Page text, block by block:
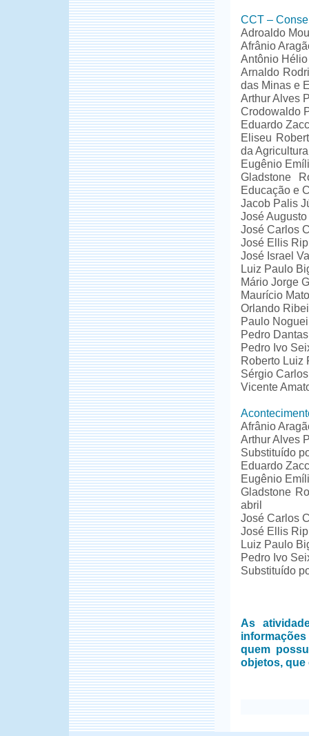
CCT –
Adroaldo
Afrânio
Antônio
Arnaldo
das Minas e
Arthur Alves
Crodowaldo
Eduardo
Eliseu
da Agricultura
Eugênio
Gladstone
Educação e
Jacob Palis
José
José Carlos
José Ellis
José Israel
Luiz Paulo
Mário Jorge
Maurício
Orlando
Paulo
Pedro
Pedro Ivo
Roberto Luiz
Sérgio
Vicente
Afrânio
Arthur Alves
Substituído
Eduardo
Eugênio
Gladstone
abril
José Carlos
José Ellis
Luiz Paulo
Pedro Ivo
Substituído
As
quem
objetos, que